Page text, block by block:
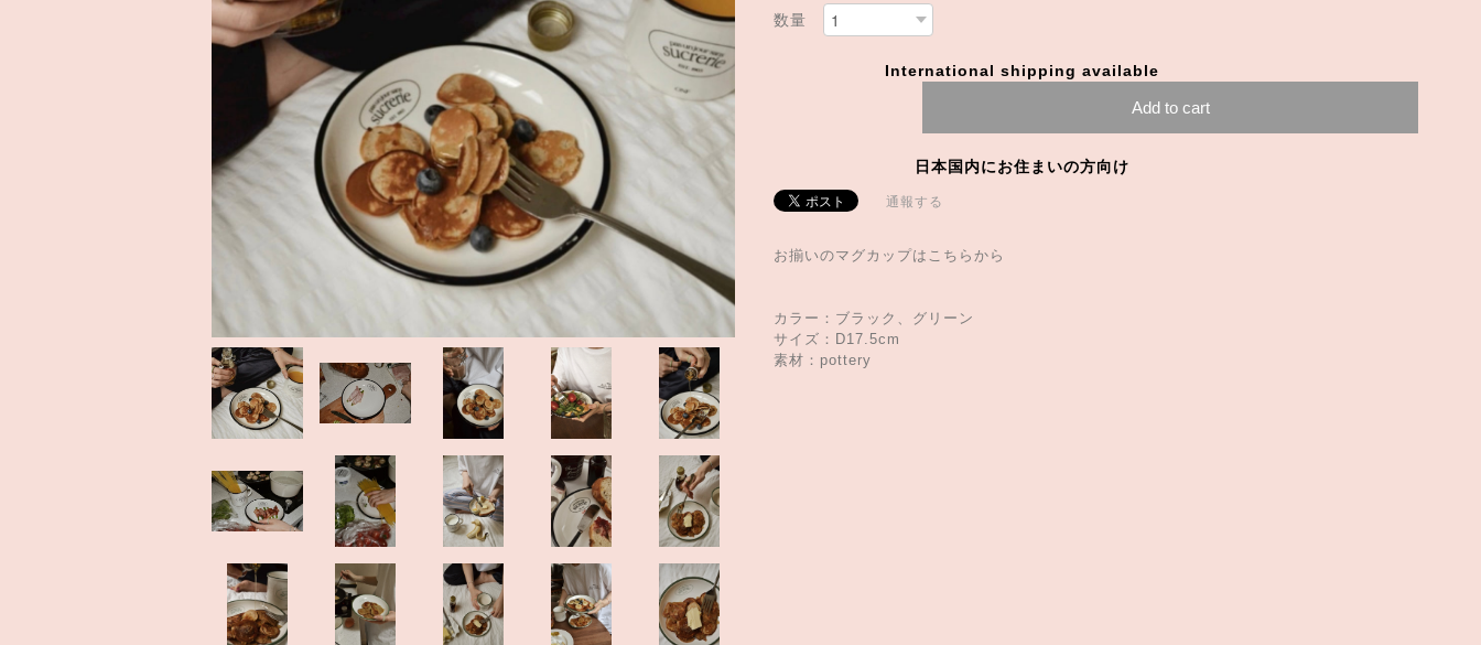
数量
International shipping available
Add to cart
日本国内にお住まいの方向け
通報する
お揃いのマグカップはこちらから
カラー：ブラック、グリーン
サイズ：D17.5cm
素材：pottery